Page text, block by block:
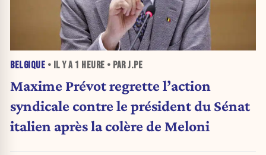
BELGIQUE • IL Y A 1 HEURE • PAR J.PE
Maxime Prévot regrette l’action
syndicale contre le président du Sénat
italien après la colère de Meloni